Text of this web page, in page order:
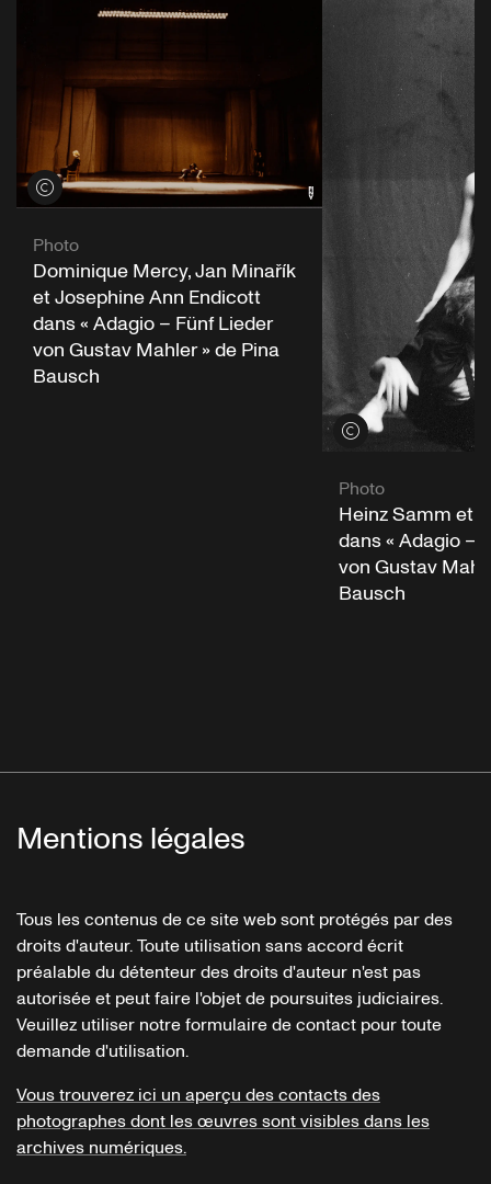
Voir les crédits
Photo
Dominique Mercy, Jan Minařík
et Josephine Ann Endicott
dans « Adagio – Fünf Lieder
von Gustav Mahler » de Pina
Bausch
Voir les crédits
Photo
Heinz Samm et
dans « Adagio –
von Gustav
Bausch
Mentions légales
Tous les contenus de ce site web sont protégés par des
droits d'auteur. Toute utilisation sans accord écrit
préalable du détenteur des droits d'auteur n'est pas
autorisée et peut faire l'objet de poursuites judiciaires.
Veuillez utiliser notre formulaire de contact pour toute
demande d'utilisation.
Vous trouverez ici un aperçu des contacts des
photographes dont les œuvres sont visibles dans les
archives numériques.